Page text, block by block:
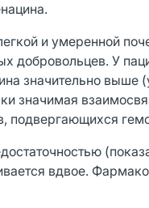
и умеренной
добровольцев. У
значительно выше
значимая
подвергающихся
вдвое.